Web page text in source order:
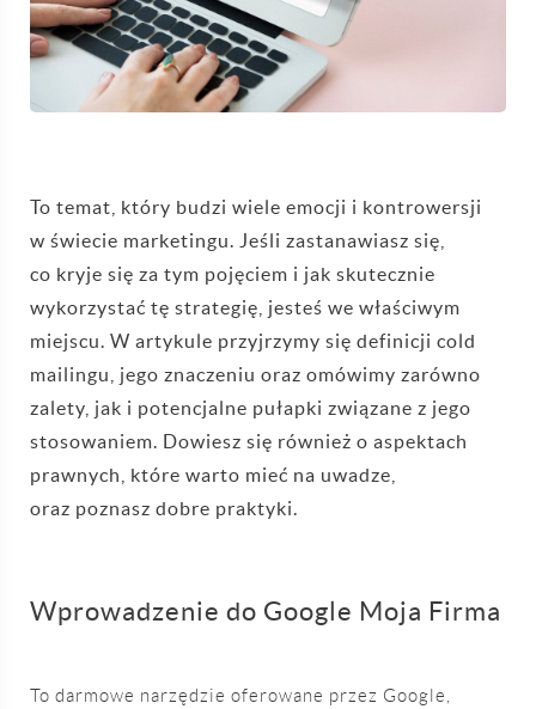
To temat, który budzi wiele emocji i kontrowersji
w świecie marketingu. Jeśli zastanawiasz się,
co kryje się za tym pojęciem i jak skutecznie
wykorzystać tę strategię, jesteś we właściwym
miejscu. W artykule przyjrzymy się definicji cold
mailingu, jego znaczeniu oraz omówimy zarówno
zalety, jak i potencjalne pułapki związane z jego
stosowaniem. Dowiesz się również o aspektach
prawnych, które warto mieć na uwadze,
oraz poznasz dobre praktyki.
Wprowadzenie do Google Moja Firma
To darmowe narzędzie oferowane przez Google,